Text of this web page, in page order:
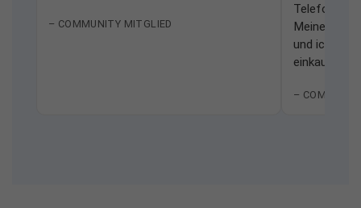
– COMMUNITY MITGLIED
Meine
und ich
einkaufen.
–